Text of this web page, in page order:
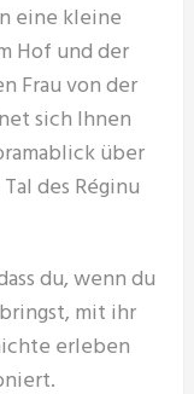
eine kleine
Hof und der
Frau von der
sich Ihnen
über
des Réginu
du, wenn du
mit ihr
erleben